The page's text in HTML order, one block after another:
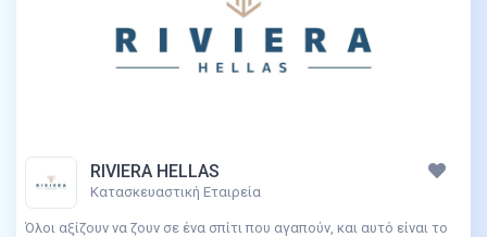
RIVIERA HELLAS
Κατασκευαστική Εταιρεία
Όλοι αξίζουν να ζουν σε ένα σπίτι που αγαπούν, και αυτό είναι το